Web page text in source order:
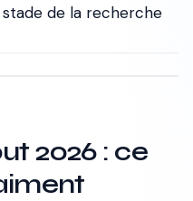
de la recherche
2026 : ce